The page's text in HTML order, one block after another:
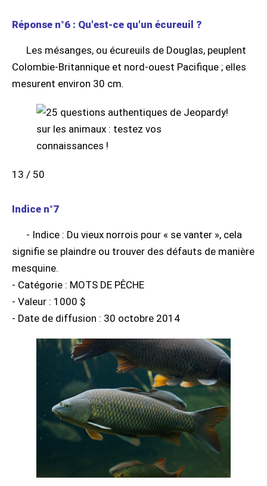
Réponse n°6 : Qu'est-ce qu'un écureuil ?
Les mésanges, ou écureuils de Douglas, peuplent
Colombie-Britannique et nord-ouest Pacifique ; elles
mesurent environ 30 cm.
13 / 50
Indice n°7
- Indice : Du vieux norrois pour « se vanter », cela
signifie se plaindre ou trouver des défauts de manière
mesquine.
- Catégorie : MOTS DE PÊCHE
- Valeur : 1000 $
- Date de diffusion : 30 octobre 2014